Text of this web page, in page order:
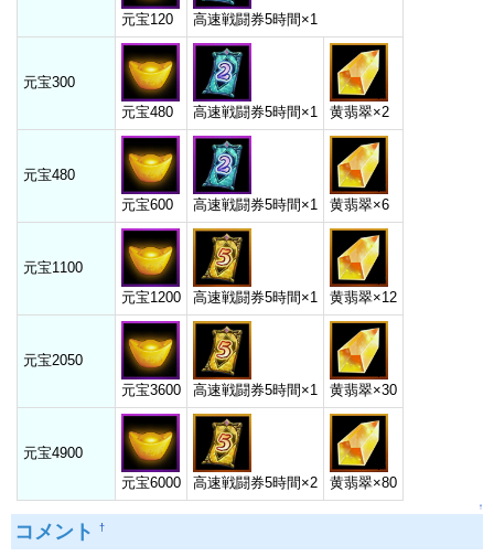
元宝120
高速戦闘券5時間×1
元宝300
元宝480
高速戦闘券5時間×1 黄翡翠×2
元宝480
元宝600
高速戦闘券5時間×1 黄翡翠×6
元宝1100
元宝1200
高速戦闘券5時間×1 黄翡翠×12
元宝2050
元宝3600
高速戦闘券5時間×1 黄翡翠×30
元宝4900
元宝6000
高速戦闘券5時間×2 黄翡翠×80
↑
コメント †